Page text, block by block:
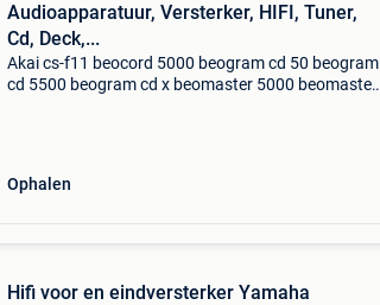
Audioapparatuur, Versterker, HIFI, Tuner,
Cd, Deck,...
Akai cs-f11 beocord 5000 beogram cd 50 beogram
cd 5500 beogram cd x beomaster 5000 beomaster
Ophalen
Hifi voor en eindversterker Yamaha